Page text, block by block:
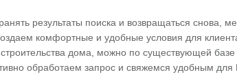
результаты поиска и возвращаться снова,
комфортные и удобные условия для
дома, можно по существующей
обработаем запрос и свяжемся удобным для